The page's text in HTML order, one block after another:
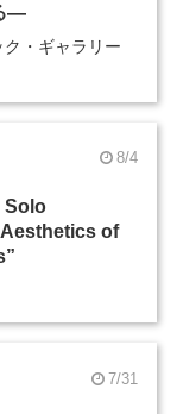
―
・ギャラリー
8/4
Solo
of
7/31